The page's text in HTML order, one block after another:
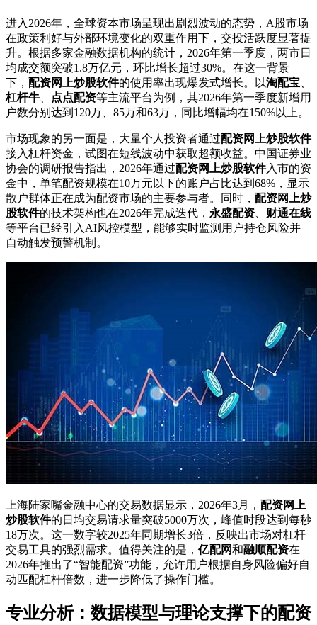
进入2026年，全球资本市场呈现出剧烈波动的态势，A股市场
在政策利好与外部环境变化的双重作用下，交投活跃度显著提
升。根据多家金融数据机构的统计，2026年第一季度，两市日
均成交额突破1.8万亿元，环比增长超过30%。在这一背景
下， 配资网上炒股软件的使用率出现爆发式增长。以淘配宝
杠杆牛
点点配资等主流平台为例，其2026年第一季度新增用
户数分别达到120万、85万和63万，同比增幅均在150%以上。
市场现象的另一面是，大量个人投资者通过配资网上炒股软件
接入杠杆资金，试图在短线波动中获取超额收益。中国证券业
协会的调研报告指出，2026年通过配资网上炒股软件入市的资
金中，单笔配资规模在10万元以下的账户占比达到68%，显示
散户群体正在成为配资市场的主要参与者。同时， 配资网上炒
股软件的技术架构也在2026年完成迭代， 永盛配资
财通在线
等平台已经引入AI风控模型，能够实时监测用户持仓风险并
自动触发预警机制。
上海陆家嘴金融中心的交易数据显示，2026年3月， 配资网上
炒股软件的日均交易请求量突破5000万次，峰值时段达到每秒
18万次。这一数字较2025年同期增长3倍，反映出市场对杠杆
交易工具的强烈需求。值得关注的是， 亿配网和融顺配资在
2026年推出了“智能配资”功能，允许用户根据自身风险偏好自
动匹配杠杆倍数，进一步降低了操作门槛。
专业分析：数据模型与理论支撑下的配资